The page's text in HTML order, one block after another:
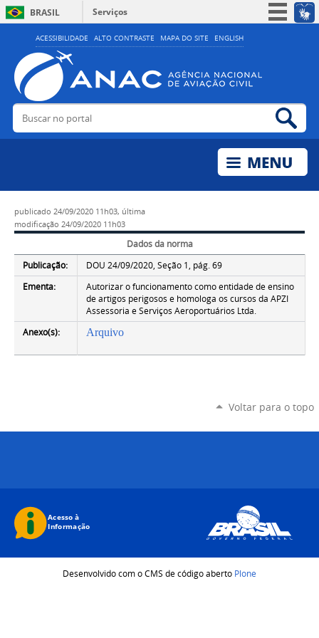
ACESSIBILIDADE ALTO CONTRASTE MAPA DO SITE ENGLISH
BRASIL
Serviços
Simplifique!
Acesso à informação
Legislação
Buscar no portal
publicado 24/09/2020 11h03, última
modificação 24/09/2020 11h03
Dados da norma
Publicação:
DOU 24/09/2020, Seção 1, pág. 69
Ementa:
Autorizar o funcionamento como entidade de ensino
de artigos perigosos e homologa os cursos da APZI
Assessoria e Serviços Aeroportuários Ltda.
Anexo(s):
Arquivo
Voltar para o topo
Desenvolvido com o CMS de código aberto Plone